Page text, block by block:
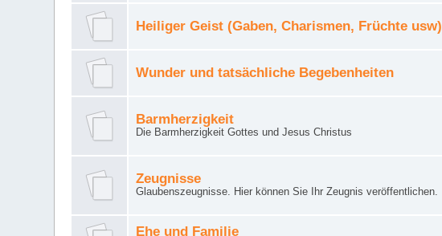
Heiliger Geist (Gaben, Charismen, Früchte usw)
Wunder und tatsächliche Begebenheiten
Barmherzigkeit
Die Barmherzigkeit Gottes und Jesus Christus
Zeugnisse
Glaubenszeugnisse. Hier können Sie Ihr Zeugnis veröffentlichen.
Ehe und Familie